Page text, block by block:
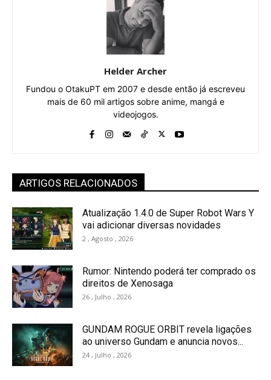
Helder Archer
Fundou o OtakuPT em 2007 e desde então já escreveu
mais de 60 mil artigos sobre anime, mangá e
videojogos.
ARTIGOS RELACIONADOS
Atualização 1.4.0 de Super Robot Wars Y
vai adicionar diversas novidades
2 , Agosto , 2026
Rumor: Nintendo poderá ter comprado os
direitos de Xenosaga
26 , Julho , 2026
GUNDAM ROGUE ORBIT revela ligações
ao universo Gundam e anuncia novos...
24 , Julho , 2026